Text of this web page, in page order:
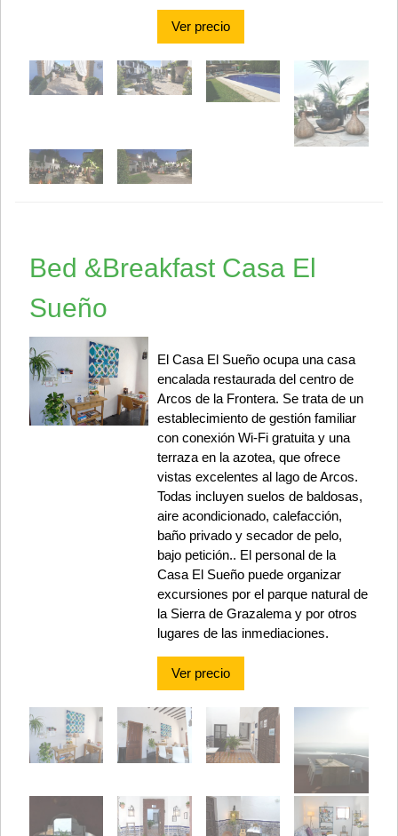
Ver precio
Bed &Breakfast Casa El
Sueño
El Casa El Sueño ocupa una casa
encalada restaurada del centro de
Arcos de la Frontera. Se trata de un
establecimiento de gestión familiar
con conexión Wi-Fi gratuita y una
terraza en la azotea, que ofrece
vistas excelentes al lago de Arcos.
Todas incluyen suelos de baldosas,
aire acondicionado, calefacción,
baño privado y secador de pelo,
bajo petición.. El personal de la
Casa El Sueño puede organizar
excursiones por el parque natural de
la Sierra de Grazalema y por otros
lugares de las inmediaciones.
Ver precio